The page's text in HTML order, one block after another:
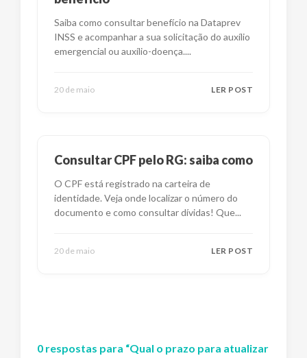
Saiba como consultar benefício na Dataprev
INSS e acompanhar a sua solicitação do auxílio
emergencial ou auxílio-doença....
20 de maio LER POST
Consultar CPF pelo RG: saiba como
O CPF está registrado na carteira de
identidade. Veja onde localizar o número do
documento e como consultar dívidas! Que...
20 de maio LER POST
0 respostas para “Qual o prazo para atualizar